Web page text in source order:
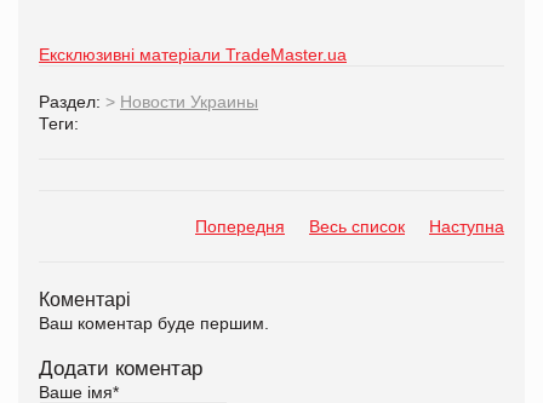
Ексклюзивні матеріали TradeMaster.ua
Раздел: > Новости Украины
Теги:
Попередня Весь список Наступна
Коментарі
Ваш коментар буде першим.
Додати коментар
Ваше імя*